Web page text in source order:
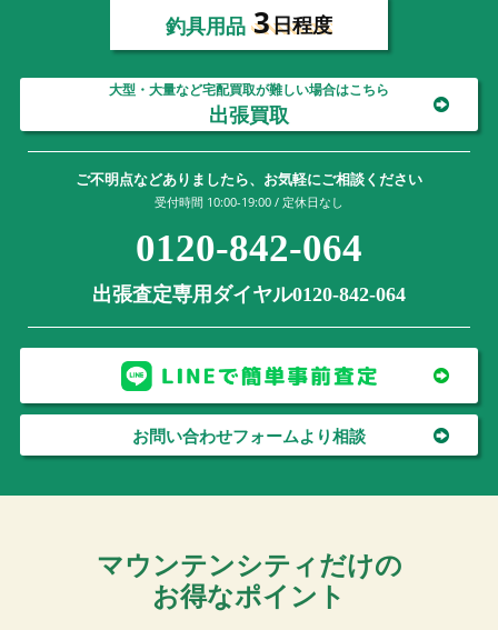
釣具用品 3日程度
大型・大量など宅配買取が難しい場合はこちら
出張買取
ご不明点などありましたら、お気軽にご相談ください
受付時間 10:00-19:00 / 定休日なし
0120-842-064
出張査定専用ダイヤル0120-842-064
お問い合わせフォームより相談
マウンテンシティだけの
お得なポイント